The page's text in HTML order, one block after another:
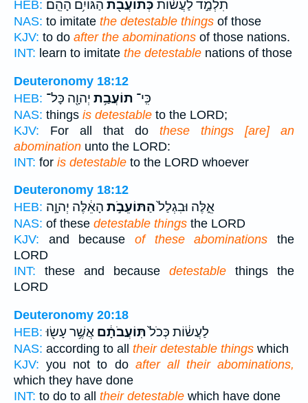
HEB:
תִלְמַ֣ד לַעֲשׂ֔וֹת כְּתוֹעֲבֹ֖ת הַגּוֹיִ֥ם הָהֵֽם׃
NAS: to imitate the detestable things of those
KJV: to do after the abominations of those nations.
INT: learn to imitate the detestable nations of those
Deuteronomy 18:12
HEB:
כִּֽי־ תוֹעֲבַ֥ת יְהוָ֖ה כָּל־
NAS: things is detestable to the LORD;
KJV: For all that do these things [are] an
abomination unto the LORD:
INT: for is detestable to the LORD whoever
Deuteronomy 18:12
HEB:
אֵ֑לֶּה וּבִגְלַל֙הַתּוֹעֵבֹ֣ת הָאֵ֔לֶּה יְהוָ֣ה
NAS: of these detestable things the LORD
KJV: and because of these abominations the
LORD
INT: these and because detestable things the
LORD
Deuteronomy 20:18
HEB:
לַעֲשׂ֔וֹת כְּכֹל֙תּֽוֹעֲבֹתָ֔ם אֲשֶׁ֥ר עָשׂ֖וּ
NAS: according to all their detestable things which
KJV: you not to do after all their abominations,
which they have done
INT: to do to all their detestable which have done